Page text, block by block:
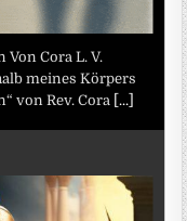
Cora L. V.
meines Körpers
von Rev. Cora [...]